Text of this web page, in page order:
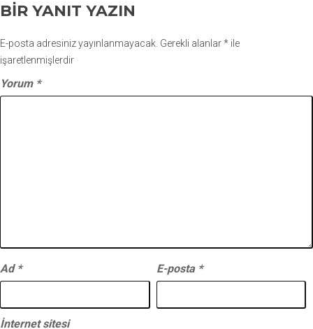
BIR YANIT YAZIN
E-posta adresiniz yayınlanmayacak. Gerekli alanlar* ile
işaretlenmişlerdir
Yorum *
Ad * E-posta *
İnternet sitesi